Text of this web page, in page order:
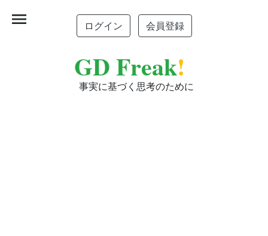
ログイン 会員登録
GD Freak!
事実に基づく思考のために
menu